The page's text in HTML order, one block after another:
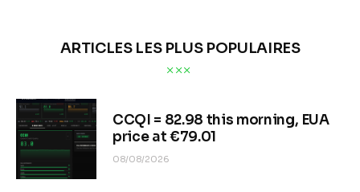
ARTICLES LES PLUS POPULAIRES
CCQI = 82.98 this morning, EUA
price at €79.01
08/08/2026